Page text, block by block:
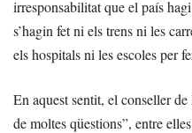
irresponsabilitat que el país
s’hagin fet ni els trens ni les
els hospitals ni les escoles per
En aquest sentit, el conseller
de moltes qüestions”, entre